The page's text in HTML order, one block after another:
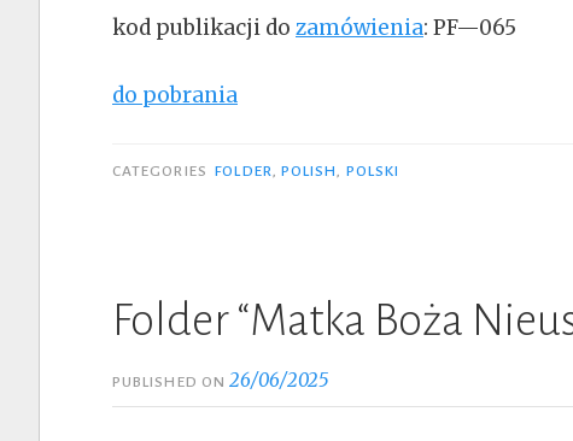
kod publikacji do zamówienia: PF—065
do pobrania
CATEGORIES FOLDER, POLISH, POLSKI
Folder “Matka Boża
PUBLISHED ON26/06/2025